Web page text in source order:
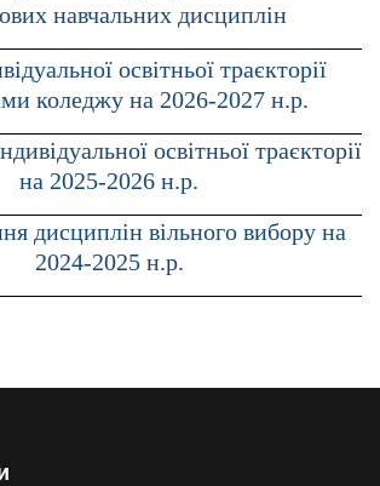
навчальних дисциплін
освітньої траєкторії
коледжу на 2026-2027 н.р.
освітньої траєкторії
на 2025-2026 н.р.
дисциплін вільного вибору на
2024-2025 н.р.